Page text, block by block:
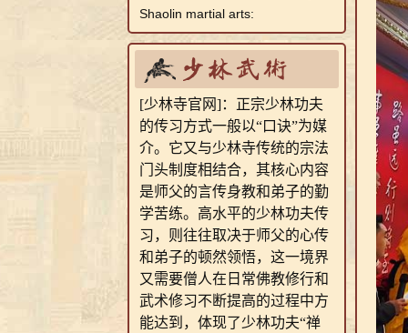
Shaolin martial arts:
[少林寺官网]：正宗少林功夫
的传习方式一般以“口诀”为媒
介。它又与少林寺传统的宗法
门头制度相结合，其核心内容
是师父的言传身教和弟子的勤
学苦练。高水平的少林功夫传
习，则往往取决于师父的心传
和弟子的顿然领悟，这一境界
又需要僧人在日常佛教修行和
武术修习不断提高的过程中方
能达到，体现了少林功夫“禅
河南少林寺武校
少林寺武校招生